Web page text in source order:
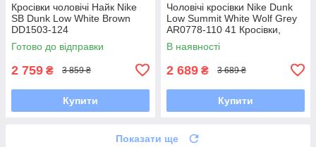
Кросівки чоловічі Найк Nike
SB Dunk Low White Brown
DD1503-124
Готово до відправки
2 759 ₴ 3 859 ₴
Купити
Чоловічі кросівки Nike Dunk
Low Summit White Wolf Grey
AR0778-110 41 Кросівки,
Текстильна, Шнурівка, Товста
підошва, Замша,
В наявності
2 689 ₴ 3 689 ₴
Купити
Показати ще